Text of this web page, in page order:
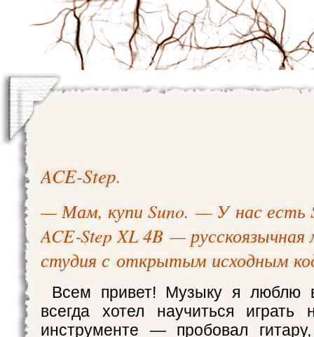
ACE-Step.
— Мам, купи Suno. — У нас есть
ACE‑Step XL 4B — русскоязычная
студия с открытым исходным
Всем привет! Музыку я люблю
всегда хотел научиться играть
инструменте — пробовал